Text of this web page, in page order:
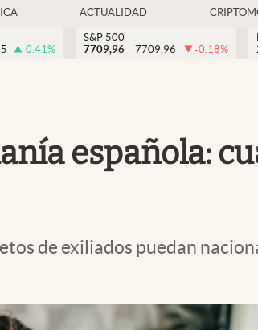
ACTUALIDAD
0.41%
S&P 500
7709,96
7709,96 -0.18%
española:
de exiliados puedan